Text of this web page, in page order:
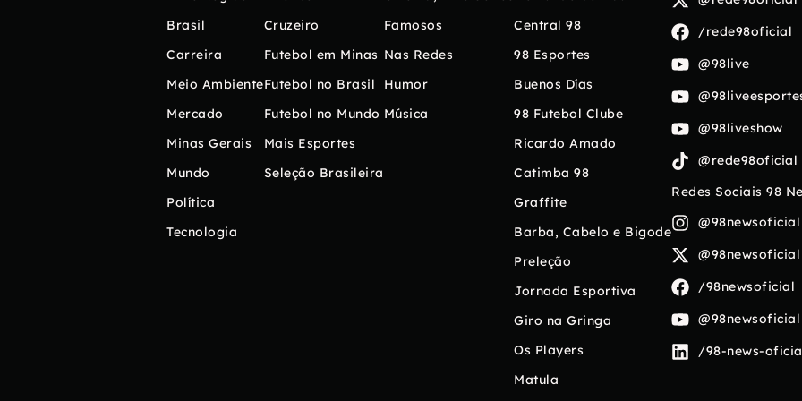
Brasil
Carreira
Meio Ambiente
Mercado
Minas Gerais
Mundo
Política
Tecnologia
Cruzeiro
Futebol em Minas
Futebol no Brasil
Futebol no Mundo
Mais Esportes
Seleção Brasileira
Famosos
Nas Redes
Humor
Música
Central 98
98 Esportes
Buenos Días
98 Futebol Clube
Ricardo Amado
Catimba 98
Graffite
Barba, Cabelo e Bigode
Preleção
Jornada Esportiva
Giro na Gringa
Os Players
Matula
/rede98oficial
@98live
@98liveshow
@rede98oficial
Redes Sociais 98
@98newsoficial
@98newsoficial
/98newsoficial
@98newsoficial
/98-news-